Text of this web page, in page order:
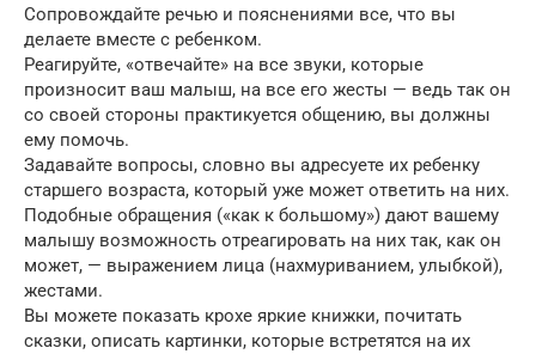
Сопровождайте речью и пояснениями все, что вы
делаете вместе с ребенком.
Реагируйте, «отвечайте» на все звуки, которые
произносит ваш малыш, на все его жесты — ведь так он
со своей стороны практикуется общению, вы должны
ему помочь.
Задавайте вопросы, словно вы адресуете их ребенку
старшего возраста, который уже может ответить на них.
Подобные обращения («как к большому») дают вашему
малышу возможность отреагировать на них так, как он
может, — выражением лица (нахмуриванием, улыбкой),
жестами.
Вы можете показать крохе яркие книжки, почитать
сказки, описать картинки, которые встретятся на их